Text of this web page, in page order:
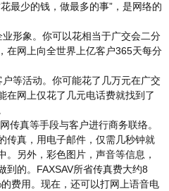
少的钱，做最多的事”，是网络的
形象。你可以花相当于广交会二分
在网上向全世界上亿客户365天每分
等活动。你可能花了几万元在广交
在网上仅花了几元电话费就找到了
传真等手段与客户进行商务联络。
传真，用电子邮件，仅需几秒钟就
另外，彩色图片，声音等信息，
到的。FAXSAV所省传真费大约8
费用。现在，还可以打网上语音电